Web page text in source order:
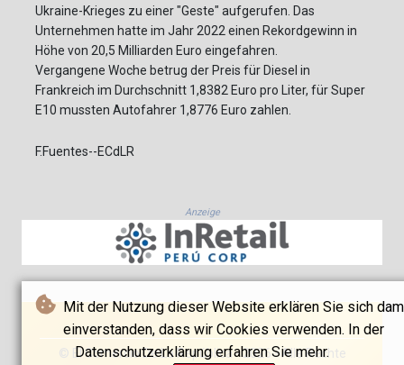
Mit der Nutzung dieser Website erklären Sie sich
einverstanden, dass wir Cookies verwenden. In der
Datenschutzerklärung erfahren Sie mehr.
Ukraine-Krieges zu einer "Geste" aufgerufen. Das
Unternehmen hatte im Jahr 2022 einen Rekordgewinn in
Höhe von 20,5 Milliarden Euro eingefahren.
Vergangene Woche betrug der Preis für Diesel in
Frankreich im Durchschnitt 1,8382 Euro pro Liter, für Super
E10 mussten Autofahrer 1,8776 Euro zahlen.
F.Fuentes--ECdLR
Anzeige
© El Comercio De La República - 2026 - Alle Rechte